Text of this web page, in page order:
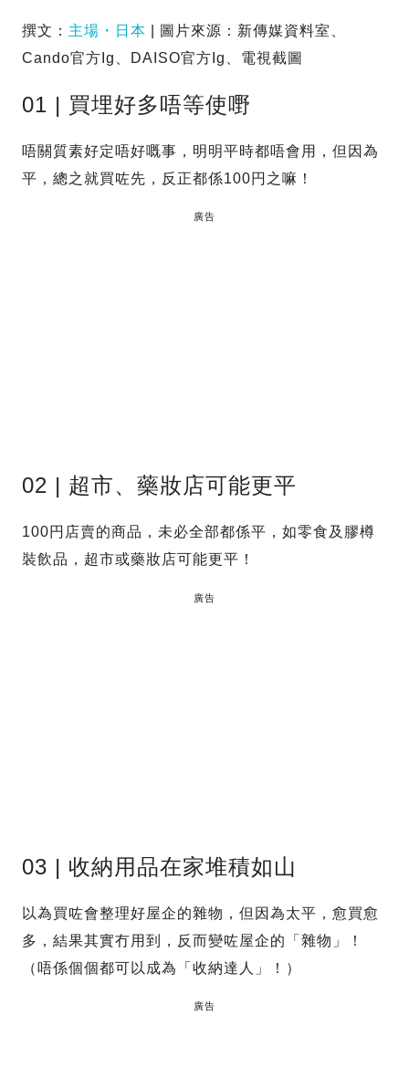
撰文： 主場・日本 | 圖片來源：新傳媒資料室、
Cando官方Ig、DAISO官方Ig、電視截圖
01 | 買埋好多唔等使嘢
唔關質素好定唔好嘅事，明明平時都唔會用，但因為
平，總之就買咗先，反正都係100円之嘛！
廣告
02 | 超市、藥妝店可能更平
100円店賣的商品，未必全部都係平，如零食及膠樽
裝飲品，超市或藥妝店可能更平！
廣告
03 | 收納用品在家堆積如山
以為買咗會整理好屋企的雜物，但因為太平，愈買愈
多，結果其實冇用到，反而變咗屋企的「雜物」！
（唔係個個都可以成為「收納達人」！）
廣告